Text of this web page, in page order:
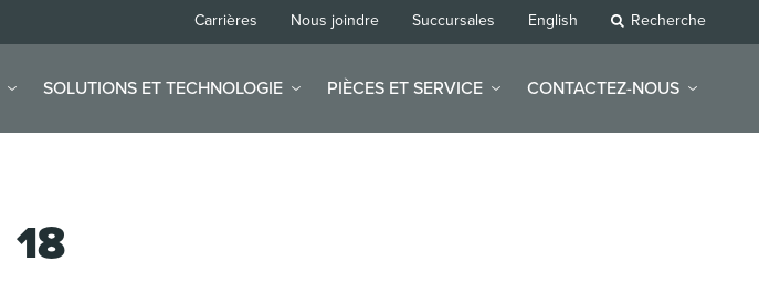
Carrières Nous joindre Succursales English Recherche
SOLUTIONS ET TECHNOLOGIE PIÈCES ET SERVICE CONTACTEZ-NOUS
18